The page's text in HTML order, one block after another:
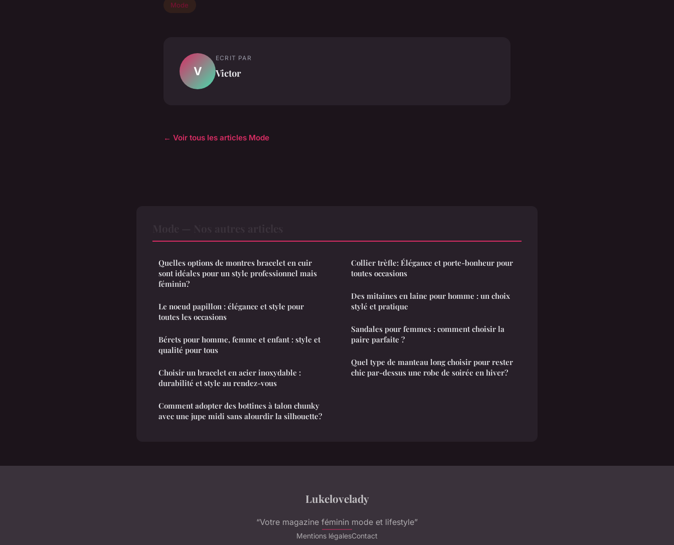
Mode
V
ECRIT PAR
Victor
← Voir tous les articles Mode
Quelles options de montres bracelet en cuir
sont idéales pour un style professionnel mais
féminin?
Le noeud papillon : élégance et style pour
toutes les occasions
Bérets pour homme, femme et enfant : style et
qualité pour tous
Choisir un bracelet en acier inoxydable :
durabilité et style au rendez-vous
Comment adopter des bottines à talon chunky
avec une jupe midi sans alourdir la silhouette?
Collier trèfle: Élégance et porte-bonheur pour
toutes occasions
Des mitaines en laine pour homme : un choix
stylé et pratique
Sandales pour femmes : comment choisir la
paire parfaite ?
Quel type de manteau long choisir pour rester
chic par-dessus une robe de soirée en hiver?
Lukelovelady
“Votre magazine féminin mode et lifestyle”
Mentions légalesContact